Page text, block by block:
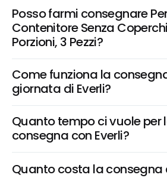
Posso farmi consegnare
Contenitore Senza
Porzioni, 3 Pezzi?
Come funziona la
giornata di Everli?
Quanto tempo ci vuole per
consegna con Everli?
Quanto costa la consegna